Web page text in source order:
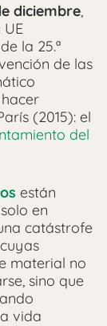
diciembre,
la 25.ª
de las
(2015): el
del
están
en
catástrofe
material no
sino que
vida